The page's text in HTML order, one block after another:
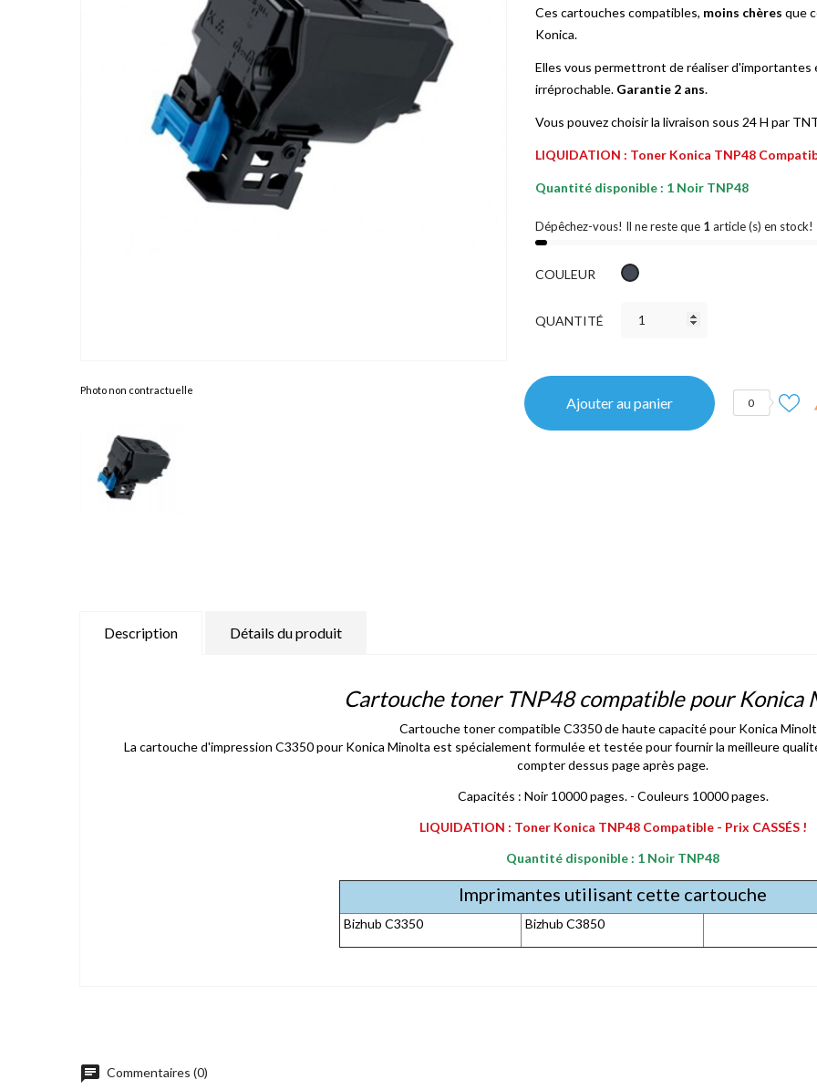
Photo non contractuelle
Ces cartouches compatibles, moins chères que
Konica.
Elles vous permettront de réaliser
irréprochable. Garantie 2 ans.
Vous pouvez choisir la livraison sous 24 H par
LIQUIDATION : Toner Konica TNP48
Quantité disponible : 1 Noir TNP48
Dépêchez-vous! Il ne reste que 1 article (s) en stock!
COULEUR Noir
QUANTITÉ
Ajouter au panier 0
Description Détails du produit
Cartouche toner TNP48 compatible pour Konica
Cartouche toner compatible C3350 de haute capacité pour Konica
La cartouche d'impression C3350 pour Konica Minolta est spécialement formulée et testée pour fournir la meilleure
compter dessus page après page.
Capacités : Noir 10000 pages. - Couleurs 10000 pages.
LIQUIDATION : Toner Konica TNP48 Compatible - Prix CASSÉS !
Quantité disponible : 1 Noir TNP48
Imprimantes utilisant cette cartouche
Bizhub C3350 Bizhub C3850
chat Commentaires (0)